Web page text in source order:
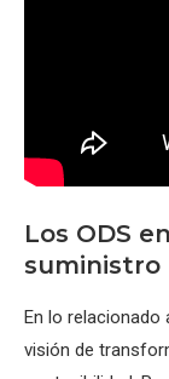
Los ODS
suministro
En lo relacionado
visión de